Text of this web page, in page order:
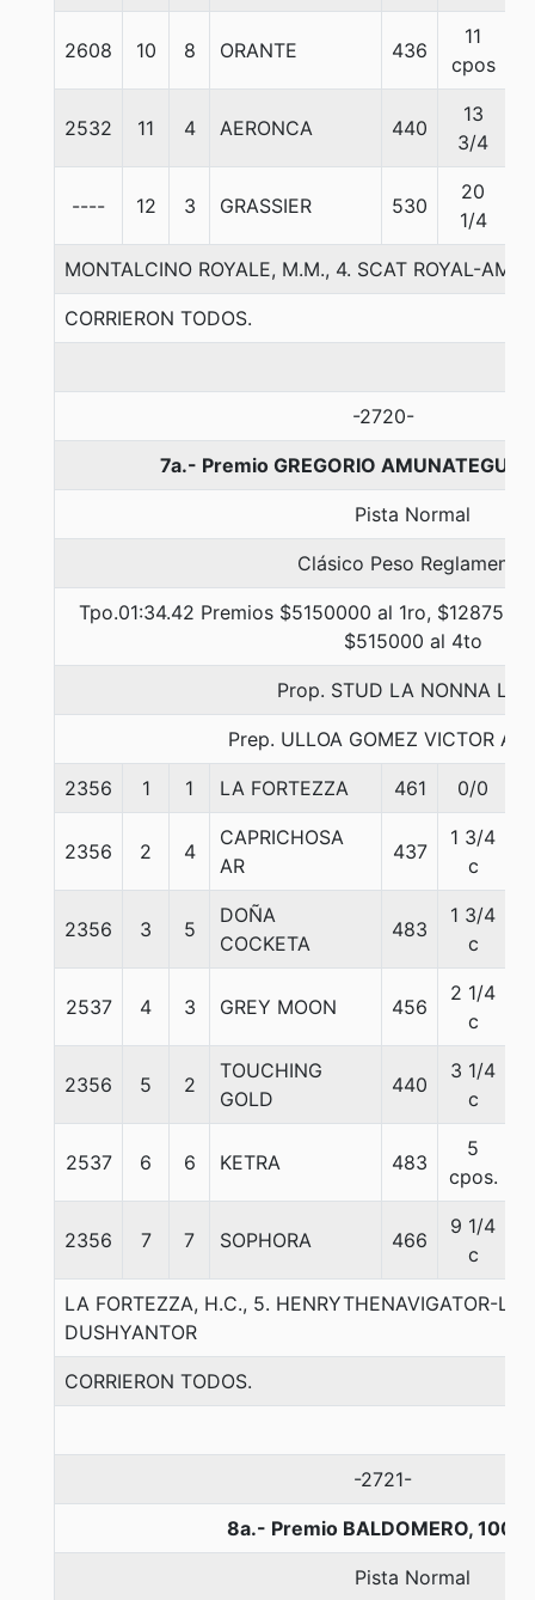
2608 10 8 ORANTE 436
11
cpos
2532 11 4 AERONCA 440
13
3/4
---- 12 3 GRASSIER 530
20
1/4
MONTALCINO ROYALE, M.M., 4. SCAT ROYAL-
CORRIERON TODOS.
-2720-
7a.- Premio GREGORIO AMUNATEGUI
Pista Normal
Clásico Peso Reglamento
Tpo.01:34.42 Premios $5150000 al 1ro,
$515000 al 4to
Prop. STUD LA NONNA
Prep. ULLOA GOMEZ VICTOR
2356 1 1 LA FORTEZZA 461 0/0
2356 2 4
CAPRICHOSA
AR
437
1 3/4
c
2356 3 5
DOÑA
COCKETA
483
1 3/4
c
2537 4 3 GREY MOON 456
2 1/4
c
2356 5 2
TOUCHING
GOLD
440
3 1/4
c
2537 6 6 KETRA 483
5
cpos.
2356 7 7 SOPHORA 466
9 1/4
c
LA FORTEZZA, H.C., 5. HENRYTHENAVIGATOR-
DUSHYANTOR
CORRIERON TODOS.
-2721-
8a.- Premio BALDOMERO,
Pista Normal